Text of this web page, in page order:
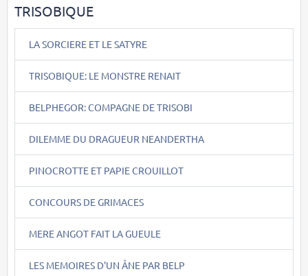
TRISOBIQUE
LA SORCIERE ET LE SATYRE
TRISOBIQUE: LE MONSTRE RENAIT
BELPHEGOR: COMPAGNE DE TRISOBI
DILEMME DU DRAGUEUR NEANDERTHA
PINOCROTTE ET PAPIE CROUILLOT
CONCOURS DE GRIMACES
MERE ANGOT FAIT LA GUEULE
LES MEMOIRES D'UN ÂNE PAR BELP